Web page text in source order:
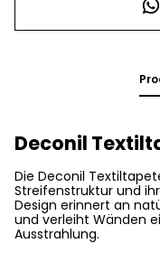
Deconil
Die Deconil
Streifenstruktur und
Design erinnert an
und verleiht Wänden
Ausstrahlung.